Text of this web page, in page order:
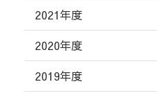
2021年度
2020年度
2019年度